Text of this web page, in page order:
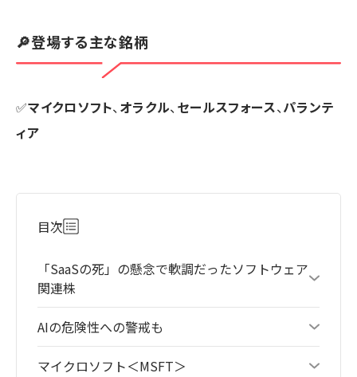
🔎登場する主な銘柄
✅マイクロソフト、オラクル、セールスフォース、パランテ
ィア
目次
「SaaSの死」の懸念で軟調だったソフトウェア
関連株
AIの危険性への警戒も
マイクロソフト＜MSFT＞